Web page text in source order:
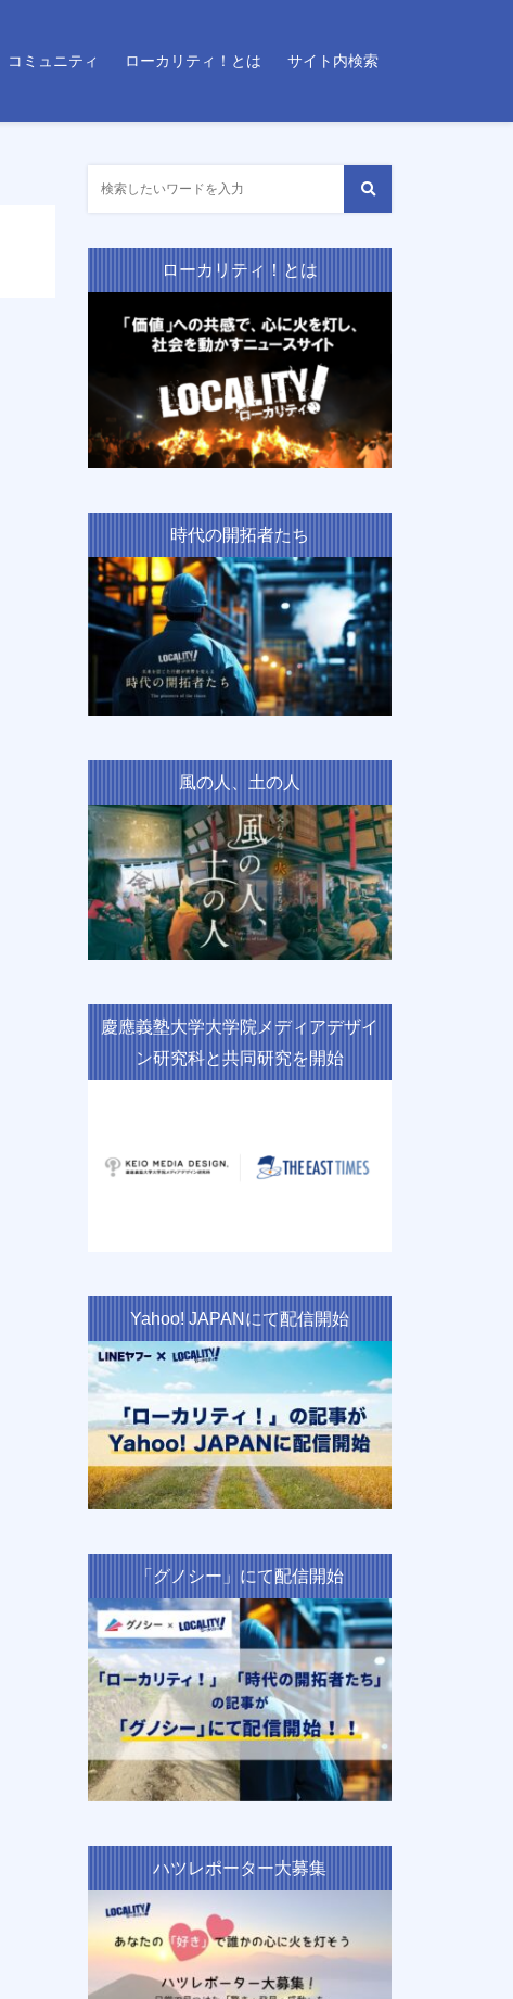
コミュニティ ローカリティ！とは サイト内検索
ローカリティ！とは
時代の開拓者たち
風の人、土の人
慶應義塾大学大学院メディアデザイ
ン研究科と共同研究を開始
Yahoo! JAPANにて配信開始
「グノシー」にて配信開始
ハツレポーター大募集